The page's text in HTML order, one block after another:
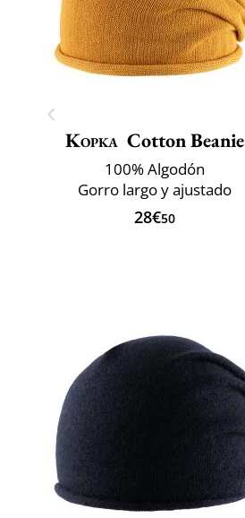
Kopka Cotton Beanie
100% Algodón
Gorro largo y ajustado
28€50